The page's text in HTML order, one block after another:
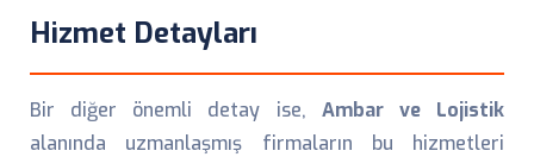
Hizmet Detayları
Bir diğer önemli detay ise, Ambar ve Lojistik
alanında uzmanlaşmış firmaların bu hizmetleri